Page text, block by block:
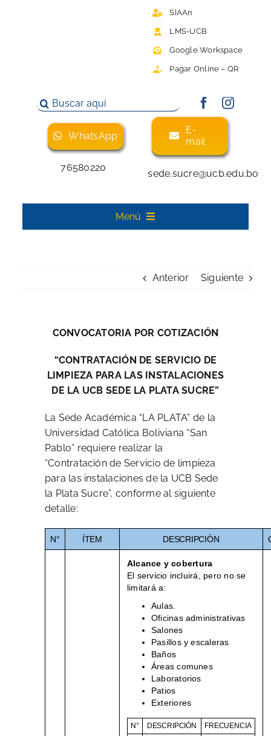
SIAAn
LMS-UCB
Google Workspace
Pagar Online – QR
Buscar:
WhatsApp
76580220
E-
mail
sede.sucre@ucb.edu.bo
Menú
Admisión
Convocatorias
Comunicados
Posgrado
Formación Continua
Anterior Siguiente
CONVOCATORIA POR COTIZACIÓN
“CONTRATACIÓN DE SERVICIO DE
LIMPIEZA PARA LAS INSTALACIONES
DE LA UCB SEDE LA PLATA SUCRE”
La Sede Académica “LA PLATA” de la
Universidad Católica Boliviana “San
Pablo” requiere realizar la
“Contratación de Servicio de limpieza
para las instalaciones de la UCB Sede
la Plata Sucre”, conforme al siguiente
detalle:
N° ÍTEM DESCRIPCIÓN
Alcance y cobertura
El servicio incluirá, pero no se
limitará a:
Aulas.
Oficinas administrativas
Salones
Pasillos y escaleras
Baños
Áreas comunes
Laboratorios
Patios
Exteriores
N° DESCRIPCIÓN FRECUENCIA